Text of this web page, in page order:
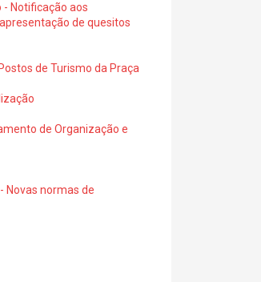
- Notificação aos
de quesitos
de Turismo da Praça
de Organização e
Novas normas de